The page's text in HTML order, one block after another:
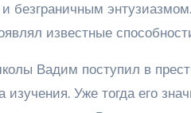
безграничным
известные
Вадим поступил в
изучения. Уже тогда его